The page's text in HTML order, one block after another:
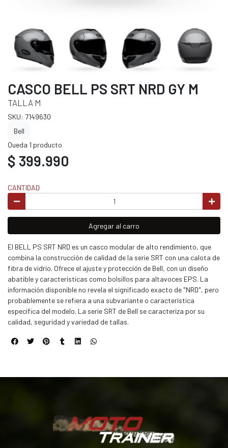
CASCO BELL PS SRT NRD GY M
TALLA M
SKU: 7149630
Bell
Queda 1 producto
$ 399.990
CANTIDAD
Agregar al carro
El BELL PS SRT NRD es un casco modular de alto rendimiento, que
combina la construcción de calidad de la serie SRT con una calota de
fibra de vidrio. Ofrece el ajuste y protección de Bell, con un diseño
abatible y características como bolsillos para altavoces EPS. La
información disponible no revela el significado exacto de "NRD", pero
probablemente se refiera a una subvariante o característica
específica del modelo. La serie SRT de Bell se caracteriza por su
calidad, seguridad y variedad de tallas.